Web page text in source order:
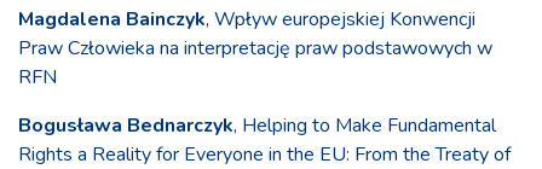
Magdalena Bainczyk, Wpływ europejskiej Konwencji
Praw Człowieka na interpretację praw podstawowych w
RFN
Bogusława Bednarczyk, Helping to Make Fundamental
Rights a Reality for Everyone in the EU: From the Treaty of